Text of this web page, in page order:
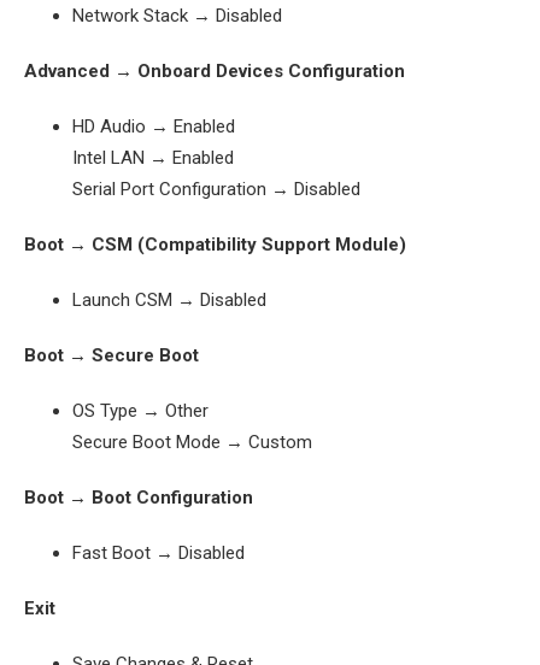
Network Stack → Disabled
Advanced → Onboard Devices Configuration
HD Audio → Enabled
Intel LAN → Enabled
Serial Port Configuration → Disabled
Boot → CSM (Compatibility Support Module)
Launch CSM → Disabled
Boot → Secure Boot
OS Type → Other
Secure Boot Mode → Custom
Boot → Boot Configuration
Fast Boot → Disabled
Exit